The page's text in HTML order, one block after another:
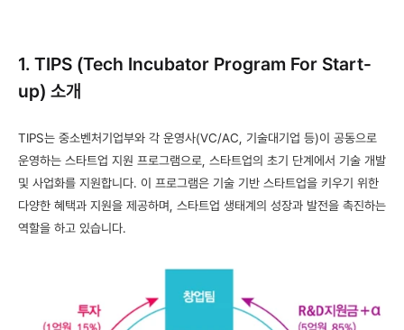
1. TIPS (Tech Incubator Program For Start-
up) 소개
TIPS는 중소벤처기업부와 각 운영사(VC/AC, 기술대기업 등)이 공동으로
운영하는 스타트업 지원 프로그램으로, 스타트업의 초기 단계에서 기술 개발
및 사업화를 지원합니다. 이 프로그램은 기술 기반 스타트업을 키우기 위한
다양한 혜택과 지원을 제공하며, 스타트업 생태계의 성장과 발전을 촉진하는
역할을 하고 있습니다.